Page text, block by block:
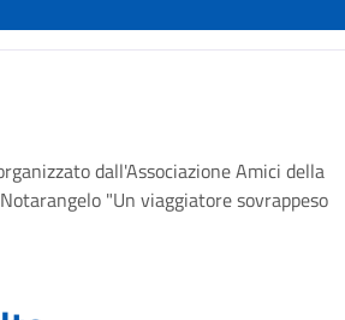
dall'Associazione Amici della
"Un viaggiatore sovrappeso